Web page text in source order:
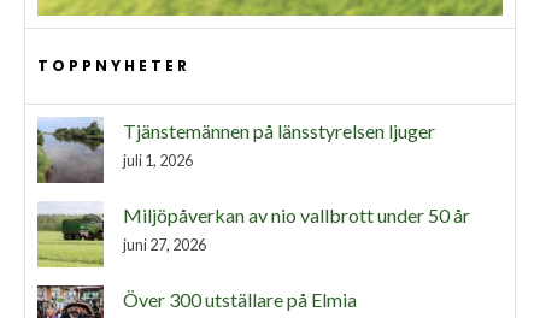
TOPPNYHETER
Tjänstemännen på länsstyrelsen ljuger
juli 1, 2026
Miljöpåverkan av nio vallbrott under 50 år
juni 27, 2026
Över 300 utställare på Elmia